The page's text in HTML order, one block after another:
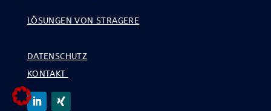
LÖSUNGEN VON STRAGERE
DATENSCHUTZ
KONTAKT